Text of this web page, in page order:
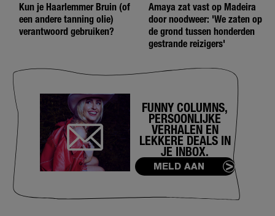
Kun je Haarlemmer Bruin (of
een andere tanning olie)
verantwoord gebruiken?
Amaya zat vast op Madeira
door noodweer: 'We zaten op
de grond tussen honderden
gestrande reizigers'
FUNNY COLUMNS,
PERSOONLIJKE
VERHALEN EN
LEKKERE DEALS IN
JE INBOX.
MELD AAN